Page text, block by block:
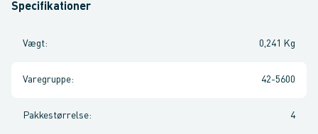
Specifikationer
Vægt: 0,241 Kg
Varegruppe: 42-5600
Pakkestørrelse: 4